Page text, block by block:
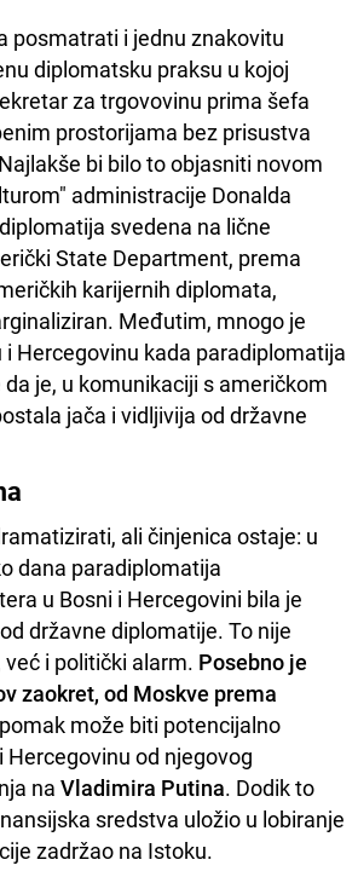
posmatrati i jednu znakovitu
diplomatsku praksu u kojoj
za trgovovinu prima šefa
prostorijama bez prisustva
bi bilo to objasniti novom
administracije Donalda
svedena na lične
State Department, prema
karijernih diplomata,
Međutim, mnogo je
i Hercegovinu kada paradiplomatija
je, u komunikaciji s američkom
jača i vidljivija od državne
ali činjenica ostaje: u
dana paradiplomatija
u Bosni i Hercegovini bila je
državne diplomatije. To nije
i politički alarm. Posebno je
zaokret, od Moskve prema
može biti potencijalno
Hercegovinu od njegovog
na Vladimira Putina. Dodik to
sredstva uložio u lobiranje
zadržao na Istoku.